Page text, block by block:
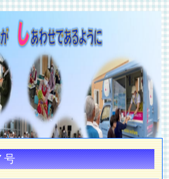
号